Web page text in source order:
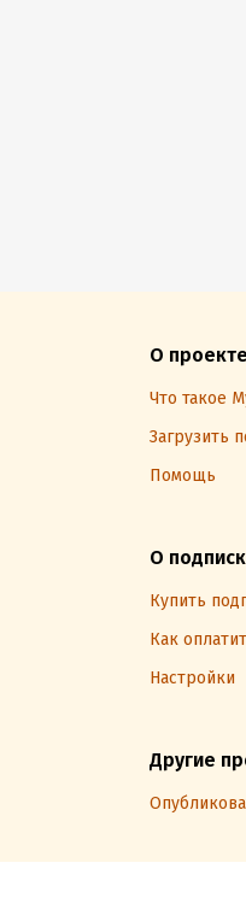
О проекте
Что такое
Загрузить
Помощь
О
Купить
Как
Настройки
Другие